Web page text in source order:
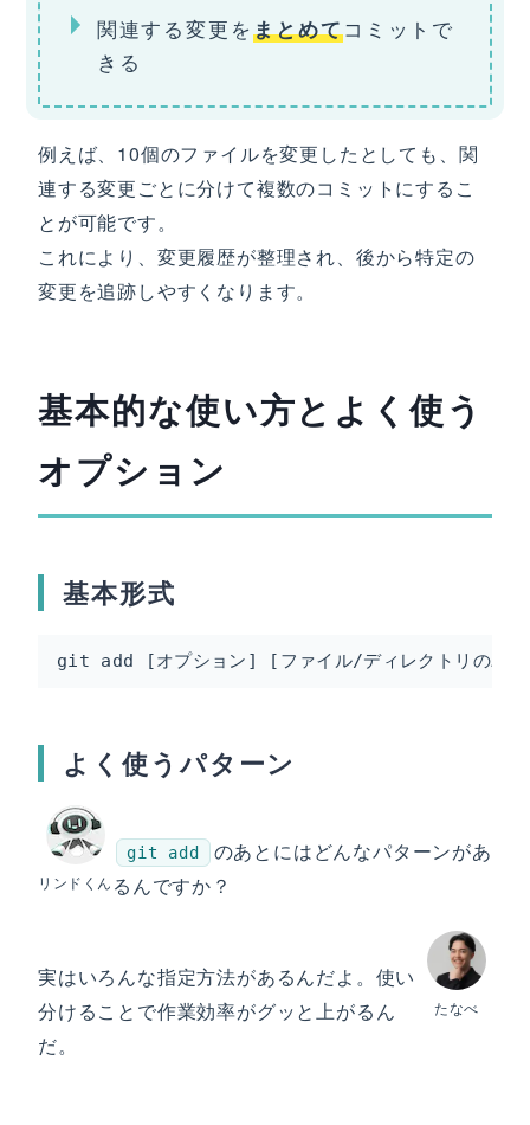
関連する変更をまとめてコミットで
きる
例えば、10個のファイルを変更したとしても、関
連する変更ごとに分けて複数のコミットにするこ
とが可能です。
これにより、変更履歴が整理され、後から特定の
変更を追跡しやすくなります。
基本的な使い方とよく使う
オプション
基本形式
git add [オプション] [ファイル/ディレクトリのパ
よく使うパターン
リンドくん
git add
のあとにはどんなパターンがあ
るんですか？
たなべ
実はいろんな指定方法があるんだよ。使い
分けることで作業効率がグッと上がるん
だ。